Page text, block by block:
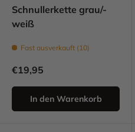
Schnullerkette grau/-
weiß
Fast ausverkauft (10)
€19,95
In den Warenkorb